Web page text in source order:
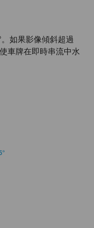
如果影像傾斜超過
車牌在即時串流中水